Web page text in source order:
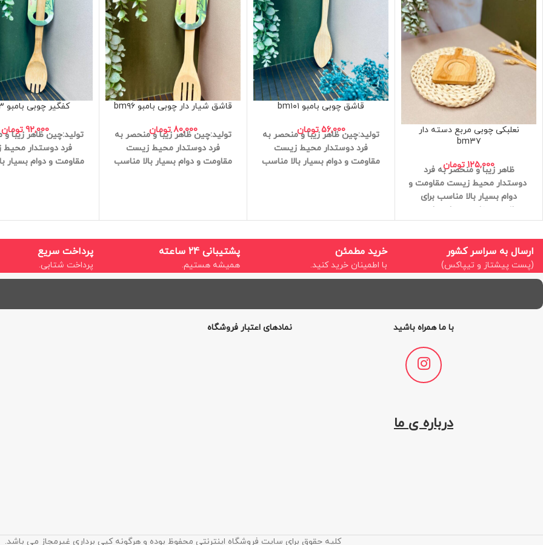
نعلبکی چوبی مربع دسته دار
bm۳۷
125,000 تومان
ظاهر زیبا و منحصر به فرد
دوستدار محیط زیست مقاومت و
دوام بسیار بالا مناسب برای
سلامتی
مقاوم در برابر رطوبت
آنتی باکتریال وزن سبک کیفیت
عالی ارتفاع همراه با دسته:14
طول:10
قاشق چوبی بامبو bm۱۰۱
56,000 تومان تولید:چین ظاهر زیبا و منحصر به
فرد دوستدار محیط زیست
مقاومت و دوام بسیار بالا مناسب
قاشق شیار دار چوبی بامبو bm۹۶
80,000 تومان تولید:چین ظاهر زیبا و منحصر به
فرد دوستدار محیط زیست
مقاومت و دوام بسیار بالا مناسب
کفگیر چوبی بامبو bm۹۳
92,000 تومان تولید:چین ظاهر زیبا
فرد دوستدار
مقاومت و دوام بسیار
ارسال به سراسر کشور
(پست پیشتاز و تیپاکس)
خرید مطمئن
با اطمینان خرید کنید.
پشتیبانی 24 ساعته
همیشه هستیم.
پرداخت سریع
پرداخت شتابی.
با ما همراه باشید
درباره ی ما
نمادهای اعتبار فروشگاه
کلیه حقوق برای سایت فروشگاه اینترنتی محفوظ بوده و هرگونه کپی برداری غیرمجاز می باشد.